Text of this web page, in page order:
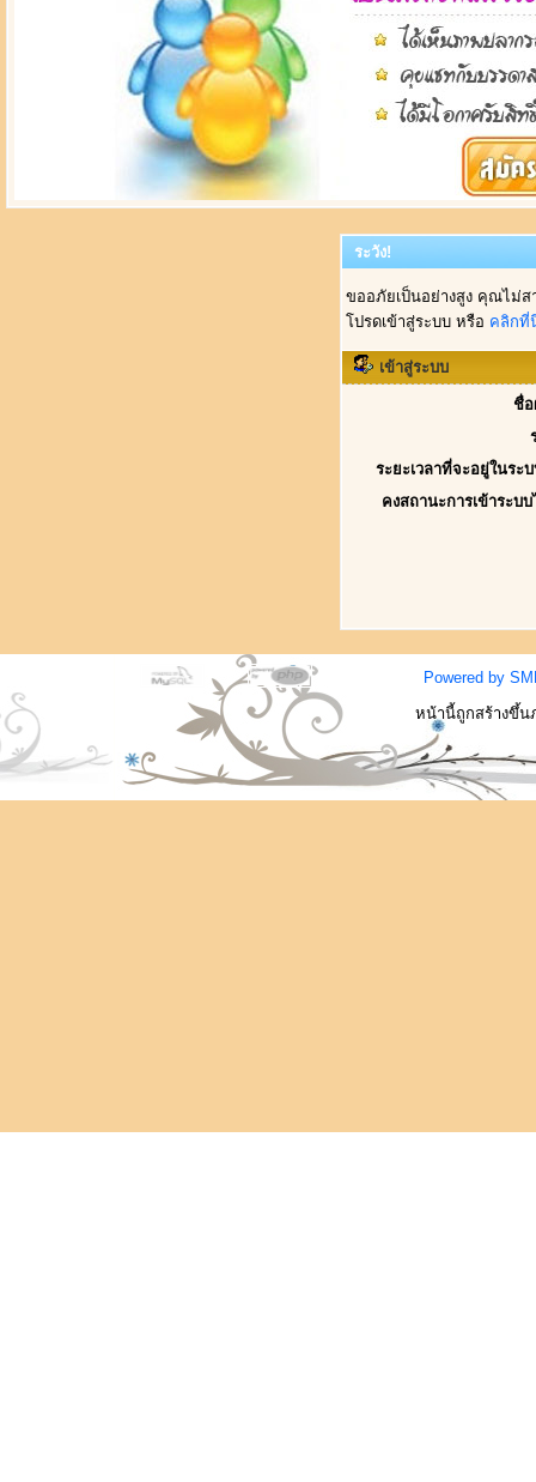
ระวัง!
ขออภัยเป็นอย่างสูง คุณไม่
โปรดเข้าสู่ระบบ หรือ คลิกที่
เข้าสู่ระบบ
ชื่อ
ระยะเวลาที่จะอยู่ในระ
คงสถานะการเข้าระบ
Powered by
หน้านี้ถูกสร้างขึ้น